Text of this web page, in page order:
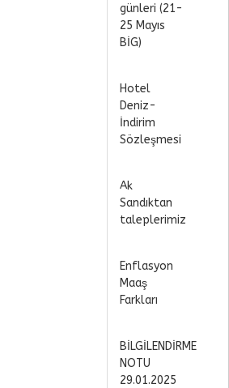
günleri (21-
25 Mayıs
BİG)
Hotel
Deniz-
İndirim
Sözleşmesi
Ak
Sandıktan
taleplerimiz
Enflasyon
Maaş
Farkları
BİLGİLENDİRME
NOTU
29.01.2025